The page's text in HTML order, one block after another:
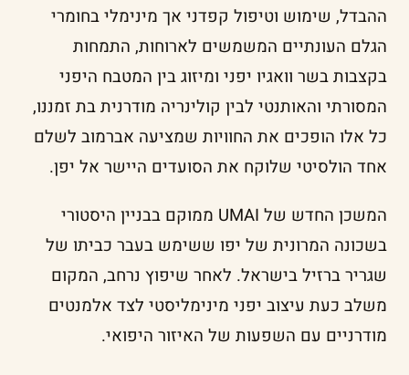
ההבדל, שימוש וטיפול קפדני אך מינימלי בחומרי
הגלם העונתיים המשמשים לארוחות, התמחות
בקצבות בשר וואגיו יפני ומיזוג בין המטבח היפני
המסורתי והאותנטי לבין קולינריה מודרנית בת זמננו,
כל אלו הופכים את החוויות שמציעה אברמוב לשלם
אחד הולסיטי שלוקח את הסועדים היישר אל יפן.
המשכן החדש של UMAI ממוקם בבניין היסטורי
בשכונה המרונית של יפו ששימש בעבר כביתו של
שגריר ברזיל בישראל. לאחר שיפוץ נרחב, המקום
משלב כעת עיצוב יפני מינימליסטי לצד אלמנטים
מודרניים עם השפעות של האיזור היפואי.